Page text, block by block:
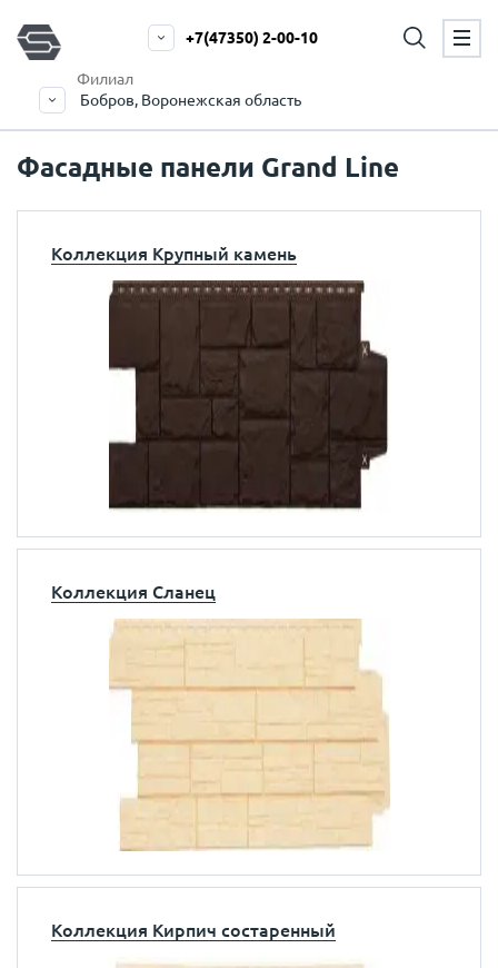
Филиал
Бобров, Воронежская область
+7(47350) 2-00-10
Фасадные панели Grand Line
Коллекция Крупный камень
Коллекция Сланец
Коллекция Кирпич состаренный